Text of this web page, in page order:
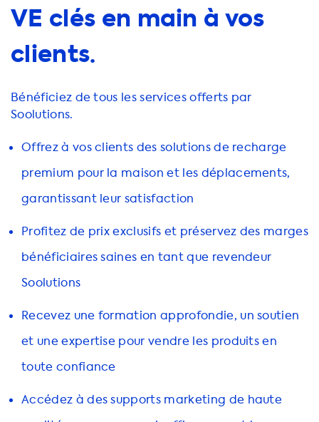
VE clés en main à vos
clients.
Bénéficiez de tous les services offerts par
Soolutions.
Offrez à vos clients des solutions de recharge
premium pour la maison et les déplacements,
garantissant leur satisfaction
Profitez de prix exclusifs et préservez des marges
bénéficiaires saines en tant que revendeur
Soolutions
Recevez une formation approfondie, un soutien
et une expertise pour vendre les produits en
toute confiance
Accédez à des supports marketing de haute